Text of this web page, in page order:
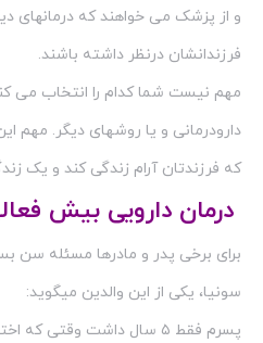
و از پزشک می خواهند که درمانهای
فرزندانشان درنظر داشته باشند.
مهم نیست شما کدام را انتخاب می
دارودرمانی و یا روشهای دیگر. مهم
که فرزندتان آرام زندگی کند و یک
درمان دارویی بیش
برای برخی پدر و مادرها مسئله سن
سونیا، یکی از این والدین میگوید:
پسرم فقط ۵ سال داشت وقتی که اختلال بیش فعالی او مشخص شد.